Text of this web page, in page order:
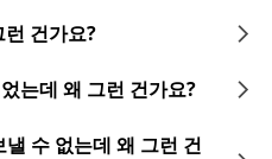
건가요?
는데 왜 그런 건가요?
수 없는데 왜 그런 건